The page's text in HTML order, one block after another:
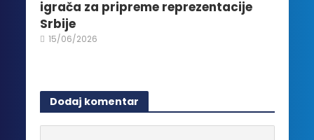
igrača za pripreme reprezentacije
Srbije
15/06/2026
Dodaj komentar